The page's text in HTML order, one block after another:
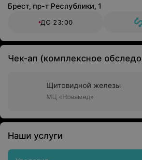
Брест, пр-т Республики, 1
ДО 23:00
Чек-ап (комплексное
Щитовидной железы
МЦ «Новамед»
Наши услуги